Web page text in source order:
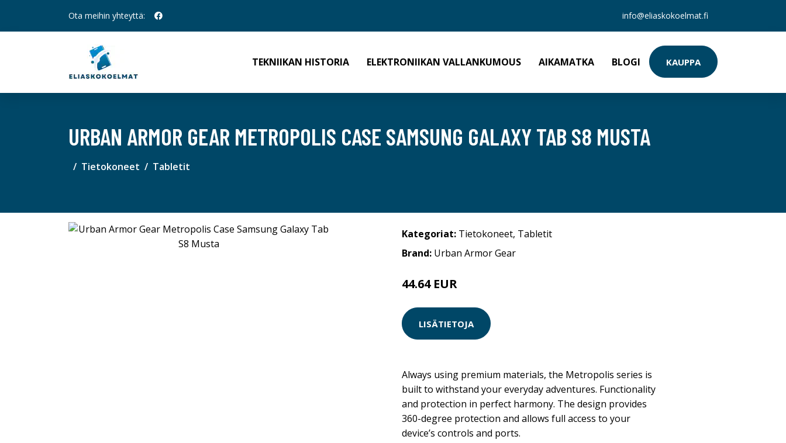
Ota meihin yhteyttä: info@eliaskokoelmat.fi
TEKNIIKAN HISTORIA ELEKTRONIIKAN VALLANKUMOUS AIKAMATKA BLOGI KAUPPA
URBAN ARMOR GEAR METROPOLIS CASE SAMSUNG GALAXY TAB S8 MUSTA
Tietokoneet Tabletit
Kategoriat: Tietokoneet, Tabletit
Brand: Urban Armor Gear
44.64 EUR
LISÄTIETOJA
Always using premium materials, the Metropolis series is
built to withstand your everyday adventures. Functionality
and protection in perfect harmony. The design provides
360-degree protection and allows full access to your
device’s controls and ports.